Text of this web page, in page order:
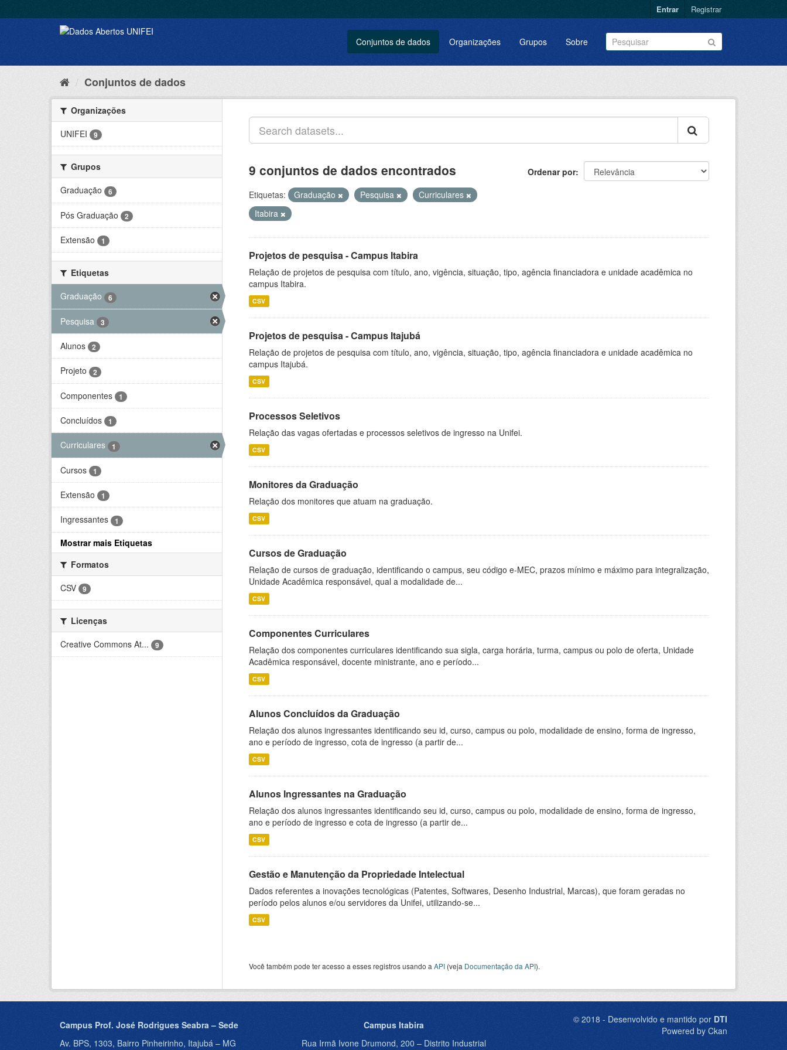
Entrar Registrar
Conjuntos de dados Organizações Grupos Sobre
Conjuntos de dados
Organizações
UNIFEI
9
Grupos
Graduação
6
Pós Graduação 2
Extensão 1
Etiquetas
Graduação
6
Pesquisa 3
Alunos 2
Projeto 2
Componentes 1
Concluídos 1
Curriculares 1
Cursos 1
Extensão 1
Ingressantes 1
Mostrar mais Etiquetas
Formatos
CSV
9
Licenças
Creative Commons At...
9
Ordenar por
9 conjuntos de dados encontrados
Etiquetas: Graduação Pesquisa
Curriculares
Itabira
Projetos de pesquisa - Campus Itabira
Relação de projetos de pesquisa com título, ano, vigência, situação, tipo, agência financiadora e unidade acadêmica no
campus Itabira.
CSV
Projetos de pesquisa - Campus Itajubá
Relação de projetos de pesquisa com título, ano, vigência, situação, tipo, agência financiadora e unidade acadêmica no
campus Itajubá.
CSV
Processos Seletivos
Relação das vagas ofertadas e processos seletivos de ingresso na Unifei.
CSV
Monitores da Graduação
Relação dos monitores que atuam na graduação.
CSV
Cursos de Graduação
Relação de cursos de graduação, identificando o campus, seu código e-MEC, prazos mínimo e máximo para integralização,
Unidade Acadêmica responsável, qual a modalidade de...
CSV
Componentes Curriculares
Relação dos componentes curriculares identificando sua sigla, carga horária, turma, campus ou polo de oferta, Unidade
Acadêmica responsável, docente ministrante, ano e período...
CSV
Alunos Concluídos da Graduação
Relação dos alunos ingressantes identificando seu id, curso, campus ou polo, modalidade de ensino, forma de ingresso,
ano e período de ingresso, cota de ingresso (a partir de...
CSV
Alunos Ingressantes na Graduação
Relação dos alunos ingressantes identificando seu id, curso, campus ou polo, modalidade de ensino, forma de ingresso,
ano e período de ingresso e cota de ingresso (a partir de...
CSV
Gestão e Manutenção da Propriedade Intelectual
Dados referentes a inovações tecnológicas (Patentes, Softwares, Desenho Industrial, Marcas), que foram geradas no
período pelos alunos e/ou servidores da Unifei, utilizando-se...
CSV
Você também pode ter acesso a esses registros usando a API (veja Documentação da API).
Campus Prof. José Rodrigues Seabra – Sede
Av. BPS, 1303, Bairro Pinheirinho, Itajubá – MG
Campus Itabira
Rua Irmã Ivone Drumond, 200 – Distrito Industrial
© 2018 - Desenvolvido e mantido por DTI
Powered by Ckan